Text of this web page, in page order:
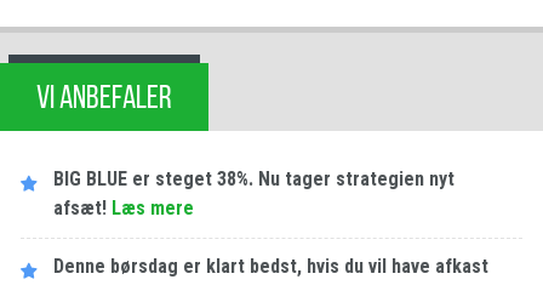
VI ANBEFALER
BIG BLUE er steget 38%. Nu tager strategien nyt
afsæt! Læs mere
Denne børsdag er klart bedst, hvis du vil have afkast